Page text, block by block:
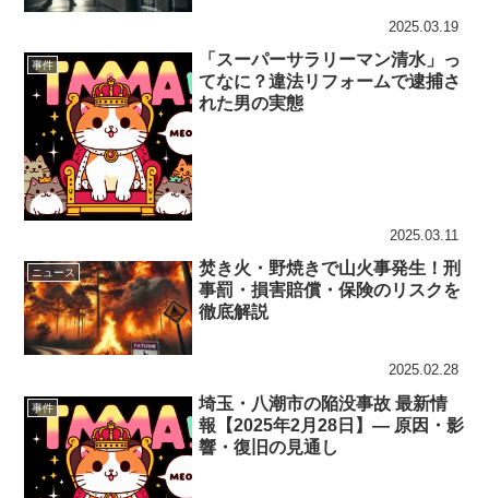
2025.03.19
事件
「スーパーサラリーマン清水」っ
てなに？違法リフォームで逮捕さ
れた男の実態
2025.03.11
ニュース
焚き火・野焼きで山火事発生！刑
事罰・損害賠償・保険のリスクを
徹底解説
2025.02.28
事件
埼玉・八潮市の陥没事故 最新情
報【2025年2月28日】— 原因・影
響・復旧の見通し